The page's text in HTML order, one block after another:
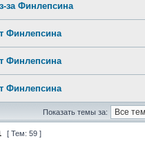
за Финлепсина
Финлепсина
Финлепсина
Финлепсина
Показать темы за:
[ Тем: 59 ]